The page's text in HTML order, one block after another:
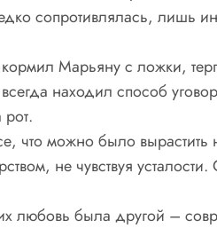
сопротивлялась, лишь
Марьяну с ложки,
находил способ
можно было вырастить
не чувствуя усталости.
любовь была другой –